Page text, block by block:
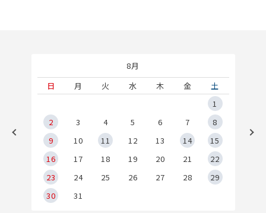
8月
日
月 火 水 木 金
土
1
2
3 4 5 6 7
8
9
10 11 12 13 14
15
16
17 18 19 20 21
22
23
24 25 26 27 28
29
30
31